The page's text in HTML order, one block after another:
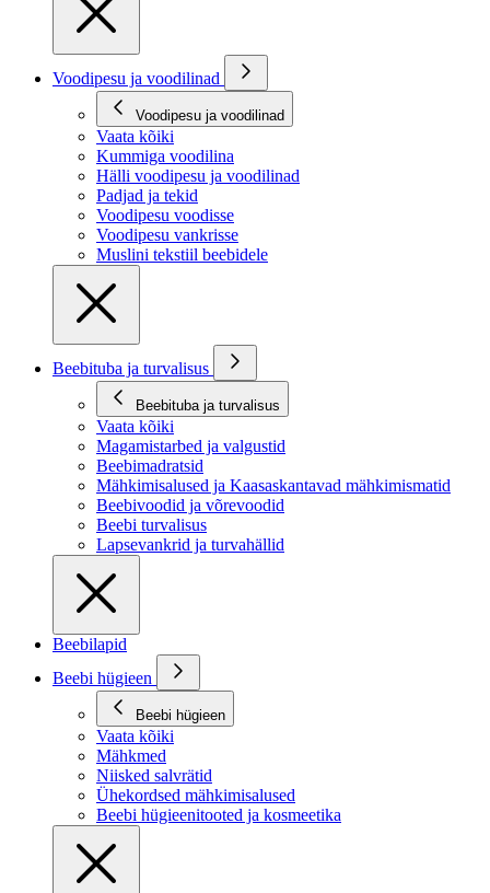
Voodipesu ja voodilinad
Voodipesu ja voodilinad
Vaata kõiki
Kummiga voodilina
Hälli voodipesu ja voodilinad
Padjad ja tekid
Voodipesu voodisse
Voodipesu vankrisse
Muslini tekstiil beebidele
Beebituba ja turvalisus
Beebituba ja turvalisus
Vaata kõiki
Magamistarbed ja valgustid
Beebimadratsid
Mähkimisalused ja Kaasaskantavad mähkimismatid
Beebivoodid ja võrevoodid
Beebi turvalisus
Lapsevankrid ja turvahällid
Beebilapid
Beebi hügieen
Beebi hügieen
Vaata kõiki
Mähkmed
Niisked salvrätid
Ühekordsed mähkimisalused
Beebi hügieenitooted ja kosmeetika